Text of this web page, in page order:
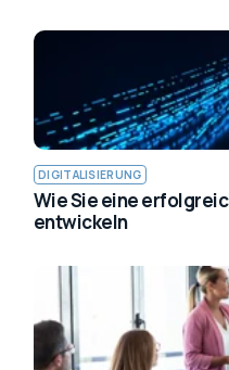
DIGITALISIERUNG
Wie Sie eine
entwickeln